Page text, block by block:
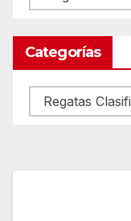
Categorías
Categorías